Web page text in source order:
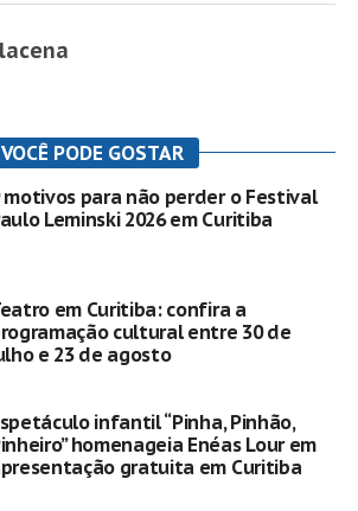
VOCÊ PODE GOSTAR
motivos para não perder o Festival
Leminski 2026 em Curitiba
em Curitiba: confira a
cultural entre 30 de
e 23 de agosto
infantil “Pinha, Pinhão,
homenageia Enéas Lour em
gratuita em Curitiba